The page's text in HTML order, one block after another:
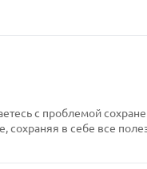
с проблемой
в себе все